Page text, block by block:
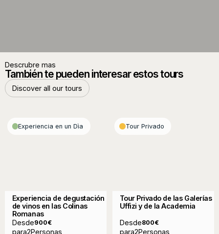
Descrubre mas
También te pueden interesar estos tours
Discover all our tours
Discover all our tours
Experiencia en un Dìa
Experiencia de degustación
de vinos en las Colinas
Romanas
Desde900€
para2Personas
Tour Privado
Tour Privado de las Galerías
Uffizi y de la Academia
Desde800€
para2Personas